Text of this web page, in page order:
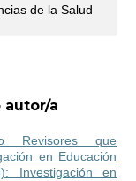
de la Salud
a
Revisores que
en Educación
Investigación en